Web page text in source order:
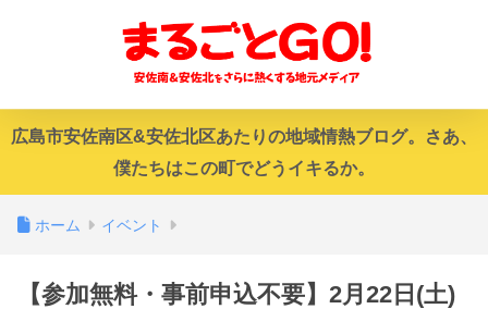
広島市安佐南区&安佐北区あたりの地域情熱ブログ。さあ、
僕たちはこの町でどうイキるか。
ホーム イベント
【参加無料・事前申込不要】2月22日(土)